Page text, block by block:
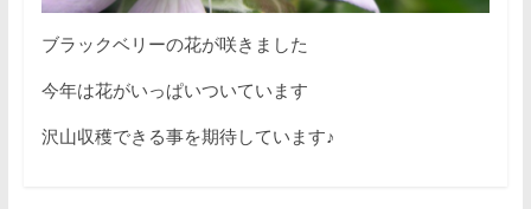
ブラックベリーの花が咲きました
今年は花がいっぱいついています
沢山収穫できる事を期待しています♪